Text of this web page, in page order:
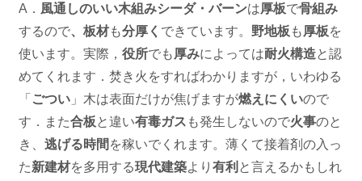
A． 風通しのいい木組みシーダ・バーンは厚板で骨組み
するので、板材も分厚く できています。 野地板 も 厚板を
使います。実際， 役所でも 厚みによっては耐火構造と認
めてくれます．焚き火をすればわかりますが，いわゆる
「 ごつい 」木は表面だけが焦げますが燃えにくいので
す．また合板と違い有毒ガス も発生しないので火事のと
き、 逃げる時間 を稼いでくれます。薄くて接着剤の入っ
た新建材を多用する現代建築より 有利 と言えるかもしれ